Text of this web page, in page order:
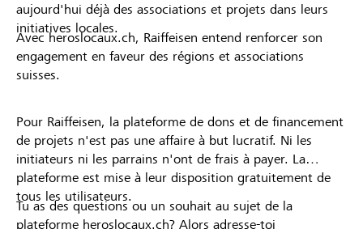
aujourd'hui déjà des associations et projets dans leurs
initiatives locales.
Avec heroslocaux.ch, Raiffeisen entend renforcer son
engagement en faveur des régions et associations
suisses.
Pour Raiffeisen, la plateforme de dons et de financement
de projets n'est pas une affaire à but lucratif. Ni les
initiateurs ni les parrains n'ont de frais à payer. La
plateforme est mise à leur disposition gratuitement de
tous les utilisateurs.
Tu as des questions ou un souhait au sujet de la
plateforme heroslocaux.ch? Alors adresse-toi